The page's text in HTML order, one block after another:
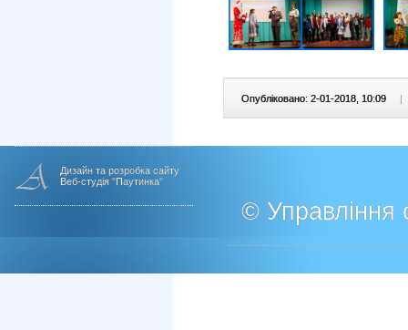
Опубліковано: 2-01-2018, 10:09
Дизайн та розробка сайту
Веб-студія "Паутинка"
© Управління